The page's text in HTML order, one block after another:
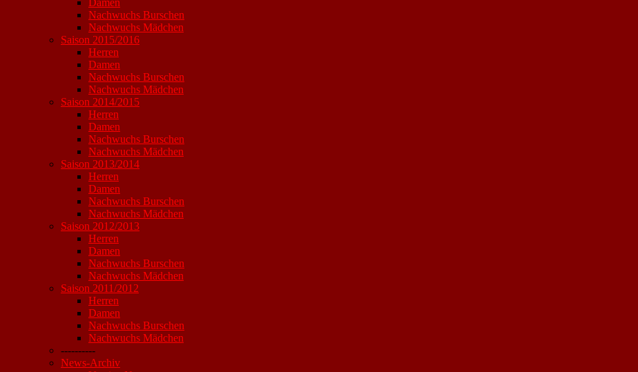
Damen
Nachwuchs Burschen
Nachwuchs Mädchen
Saison 2015/2016
Herren
Damen
Nachwuchs Burschen
Nachwuchs Mädchen
Saison 2014/2015
Herren
Damen
Nachwuchs Burschen
Nachwuchs Mädchen
Saison 2013/2014
Herren
Damen
Nachwuchs Burschen
Nachwuchs Mädchen
Saison 2012/2013
Herren
Damen
Nachwuchs Burschen
Nachwuchs Mädchen
Saison 2011/2012
Herren
Damen
Nachwuchs Burschen
Nachwuchs Mädchen
----------
News-Archiv